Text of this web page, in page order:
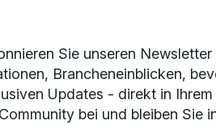
Sie unseren
Brancheneinblicken,
Updates - direkt in
bei und bleiben Sie